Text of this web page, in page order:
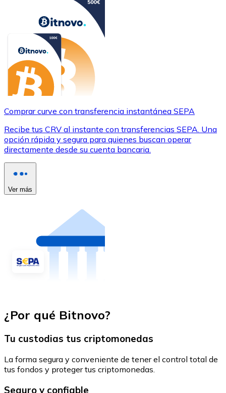
Comprar curve con transferencia instantánea SEPA
Recibe tus CRV al instante con transferencias SEPA. Una
opción rápida y segura para quienes buscan operar
directamente desde su cuenta bancaria.
Ver más
¿Por qué Bitnovo?
Tu custodias tus criptomonedas
La forma segura y conveniente de tener el control total de
tus fondos y proteger tus criptomonedas.
Seguro y confiable